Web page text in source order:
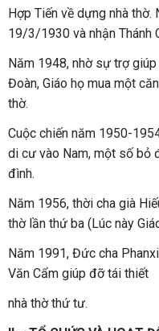
Hợp Tiến về dựng nhà thờ.
19/3/1930 và nhận Thánh
Năm 1948, nhờ sự trợ
Đoàn, Giáo họ mua một
thờ.
Cuộc chiến năm 1950-
di cư vào Nam, một số bỏ
đình.
Năm 1956, thời cha già
thờ lần thứ ba (Lúc này
Năm 1991, Đức cha
Văn Cẩm giúp đỡ tái thiết
nhà thờ thứ tư.